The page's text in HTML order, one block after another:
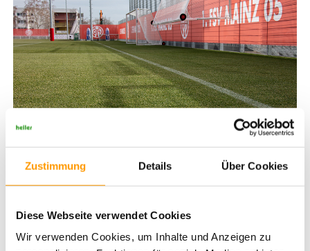
Zustimmung Details Über Cookies
Diese Webseite verwendet Cookies
Wir verwenden Cookies, um Inhalte und Anzeigen zu